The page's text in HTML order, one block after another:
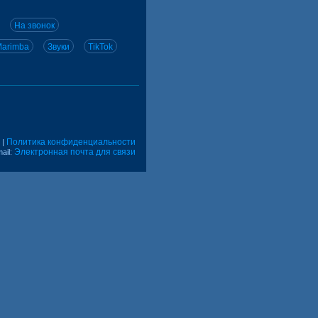
На звонок
Звуки TikTok
| Политика конфиденциальности
Электронная почта для связи